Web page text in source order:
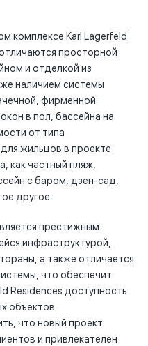
комплексе Karl Lagerfeld
просторной
и отделкой из
наличием системы
фирменной
в пол, бассейна на
от типа
жильцов в проекте
как частный пляж,
с баром, дзен-сад,
другое.
престижным
инфраструктурой,
а также отличается
что обеспечит
Residences доступность
объектов
что новый проект
и привлекателен